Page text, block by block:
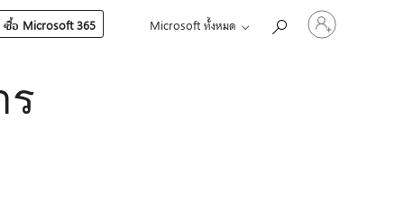
ซื้อ Microsoft 365 Microsoft ทั้งหมด
ลงชื่อ
เข้า